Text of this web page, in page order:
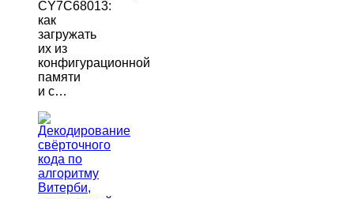
CY7C68013:
как
загружать
их из
конфигурационной
памяти
и с…